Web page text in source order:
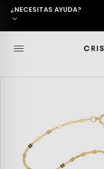
¿NECESITAS AYUDA?